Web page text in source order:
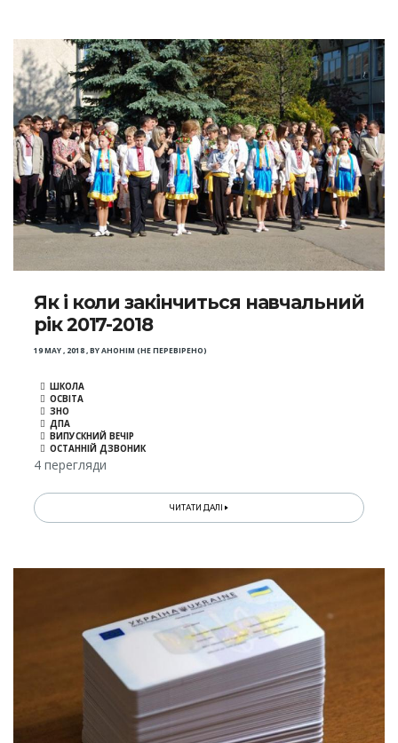
Як і коли закінчиться навчальний
рік 2017-2018
19 MAY , 2018,BYАНОНІМ (НЕ ПЕРЕВІРЕНО)
ШКОЛА
ОСВІТА
ЗНО
ДПА
ВИПУСКНИЙ ВЕЧІР
ОСТАННІЙ ДЗВОНИК
4 перегляди
ЧИТАТИ ДАЛІ